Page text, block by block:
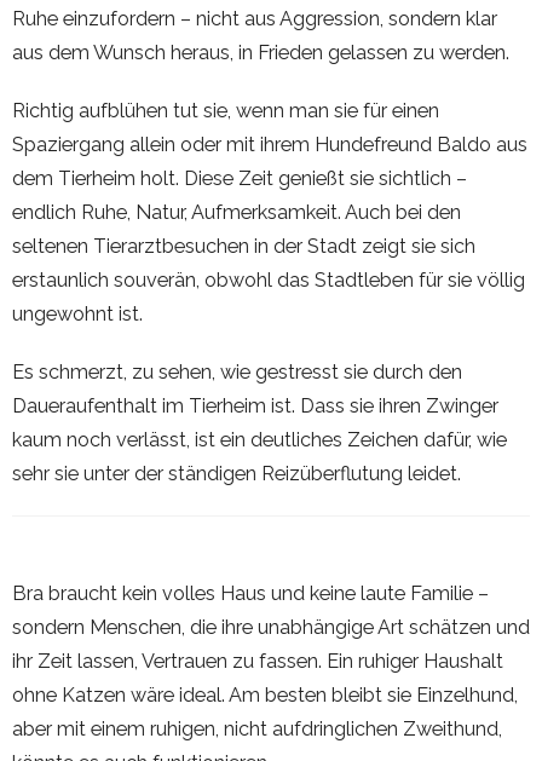
Ruhe einzufordern – nicht aus Aggression, sondern klar
aus dem Wunsch heraus, in Frieden gelassen zu werden.
Richtig aufblühen tut sie, wenn man sie für einen
Spaziergang allein oder mit ihrem Hundefreund Baldo aus
dem Tierheim holt. Diese Zeit genießt sie sichtlich –
endlich Ruhe, Natur, Aufmerksamkeit. Auch bei den
seltenen Tierarztbesuchen in der Stadt zeigt sie sich
erstaunlich souverän, obwohl das Stadtleben für sie völlig
ungewohnt ist.
Es schmerzt, zu sehen, wie gestresst sie durch den
Daueraufenthalt im Tierheim ist. Dass sie ihren Zwinger
kaum noch verlässt, ist ein deutliches Zeichen dafür, wie
sehr sie unter der ständigen Reizüberflutung leidet.
Bra braucht kein volles Haus und keine laute Familie –
sondern Menschen, die ihre unabhängige Art schätzen und
ihr Zeit lassen, Vertrauen zu fassen. Ein ruhiger Haushalt
ohne Katzen wäre ideal. Am besten bleibt sie Einzelhund,
aber mit einem ruhigen, nicht aufdringlichen Zweithund,